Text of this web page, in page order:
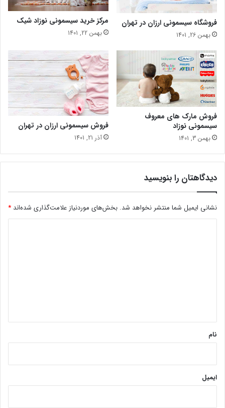
فروشگاه سیسمونی ارزان در تهران
بهمن 26, 1401
مرکز خرید سیسمونی نوزاد شیک
بهمن 22, 1401
فروش مارک های معروف
سیسمونی نوزاد
بهمن 3, 1401
فروش سیسمونی ارزان در تهران
آذر 21, 1401
دیدگاهتان را بنویسید
نشانی ایمیل شما منتشر نخواهد شد. بخش‌های موردنیاز علامت‌گذاری شده‌اند *
نام
ایمیل